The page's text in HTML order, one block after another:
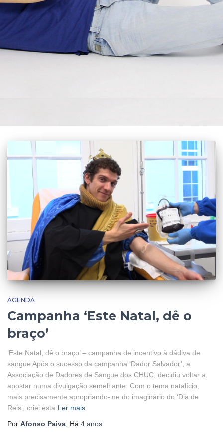
AGENDA
Campanha ‘Este Natal, dê o
braço’
‘Este Natal, dê o braço’ – campanha de incentivo à dádiva de
sangue Após o sucesso da campanha ‘Dador Salvador’, a
Associação de Dadores de Sangue dos CHUC, decidiu voltar a
apostar numa divulgação semelhante. Com o tema natalício,
mais precisamente apropriando-me do imaginário do ‘Dia de
Reis’, criei esta Ler mais
Por Afonso Paiva , Há 4 anos